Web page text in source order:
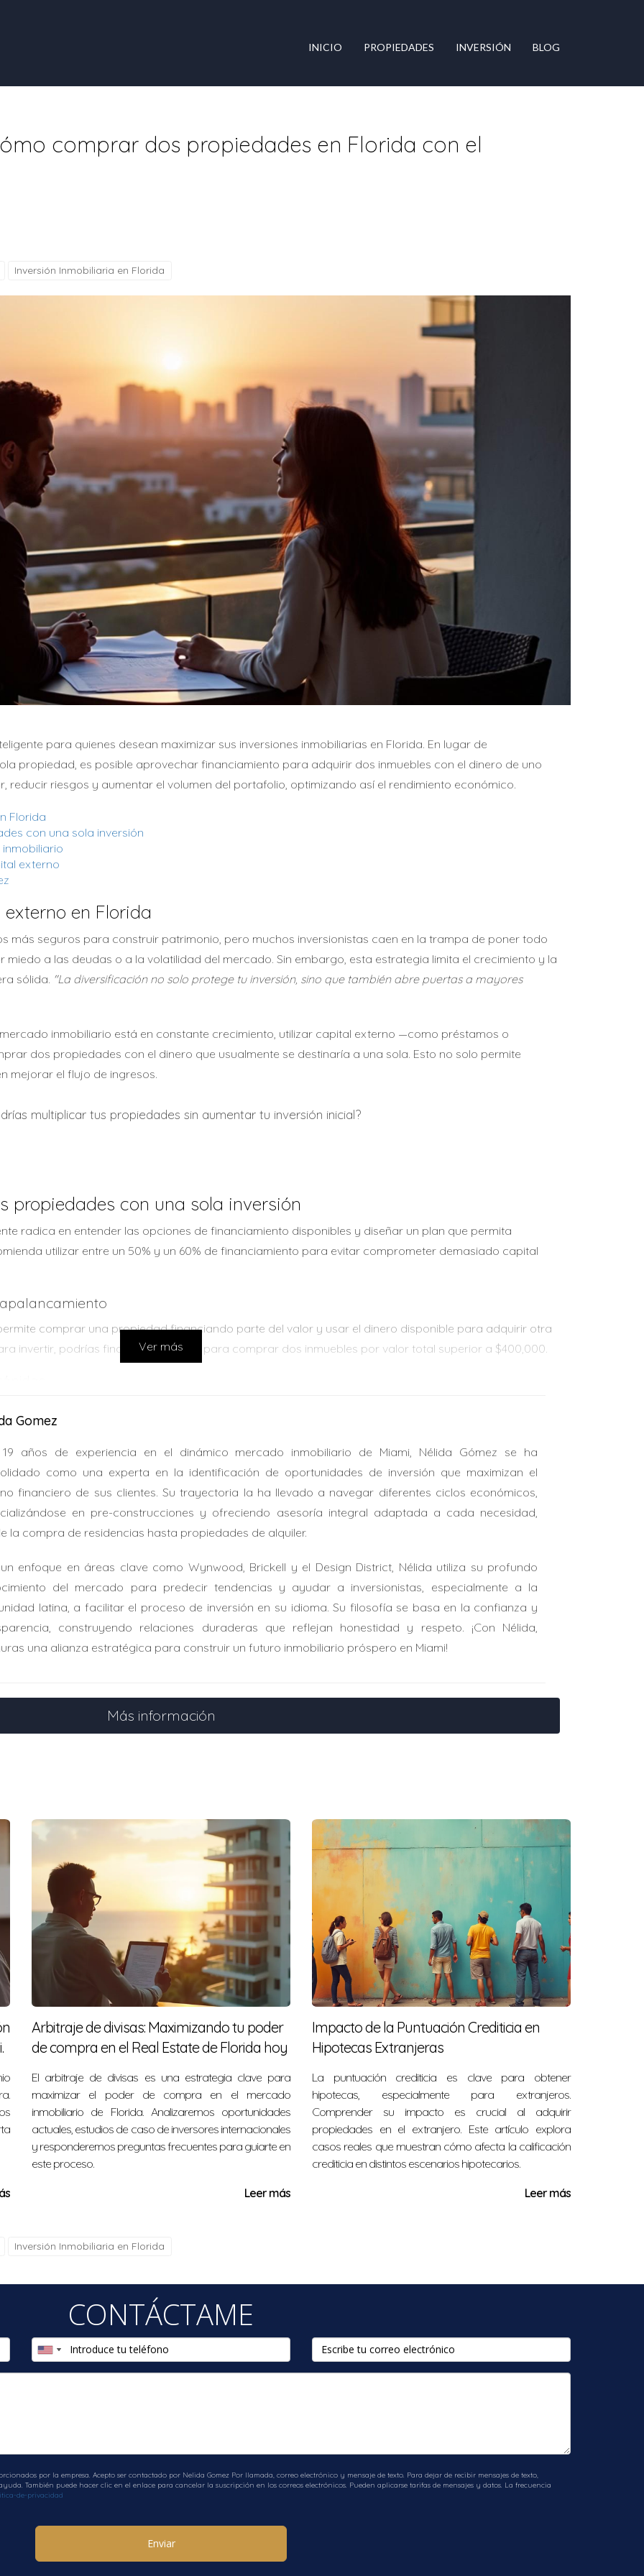
INICIO PROPIEDADES INVERSIÓN BLOG
comprar dos propiedades en Florida con el
Inversión Inmobiliaria en Florida
para quienes desean maximizar sus inversiones inmobiliarias en Florida. En lugar de
propiedad, es posible aprovechar financiamiento para adquirir dos inmuebles con el dinero de uno
reducir riesgos y aumentar el volumen del portafolio, optimizando así el rendimiento económico.
Florida
con una sola inversión
externo
en Florida
más seguros para construir patrimonio, pero muchos inversionistas caen en la trampa de poner todo
miedo a las deudas o a la volatilidad del mercado. Sin embargo, esta estrategia limita el crecimiento y la
sólida. "La diversificación no solo protege tu inversión, sino que también abre puertas a mayores
inmobiliario está en constante crecimiento, utilizar capital externo —como préstamos o
dos propiedades con el dinero que usualmente se destinaría a una sola. Esto no solo permite
mejorar el flujo de ingresos.
multiplicar tus propiedades sin aumentar tu inversión inicial?
propiedades con una sola inversión
radica en entender las opciones de financiamiento disponibles y diseñar un plan que permita
utilizar entre un 50% y un 60% de financiamiento para evitar comprometer demasiado capital
comprar una propiedad financiando parte del valor y usar el dinero disponible para adquirir otra
invertir, podrías financiar $120,000 para comprar dos inmuebles por valor total superior a $400,000.
o refinanciar.
estratégicas
o socios que aporten capital externo a cambio de una participación en las ganancias o rentas. Esto
acceder a mejores oportunidades.
sin control, sino usar los recursos disponibles para crecer sin perder estabilidad."
para comenzar a diversificar tu portafolio?
en Miami
todo en un solo departamento. Con asesoría financiera, decidió usar un crédito hipotecario al
para ampliar su portafolio
ampliar su inversión. Utilizó un préstamo puente para comprar otra propiedad antes de vender la
patrimonio sin desembolsar más capital propio inicialmente.
privados
suficiente capital propio. Formó una sociedad con inversionistas privados interesados en el
con altos potenciales de renta y valor agregado, repartiendo beneficios según inversión.
inversión inmobiliaria?
de capital externo
comprar varias propiedades?
del mercado, la capacidad financiera y las condiciones del préstamo. La clave está en mantener un
recomendable?
proteger tu inversión sin limitar tus posibilidades futuras ni arriesgar excesivamente tu patrimonio.
con préstamos puente o inversionistas privados puede ofrecer mayor flexibilidad y acceso a
estas operaciones?
beneficios fiscales relacionados con intereses hipotecarios y depreciación. Se recomienda
raíces.
inicial. Con estrategias bien planificadas y acompañamiento profesional, es posible duplicar tus
inicial.
y compromiso harán que te sientas acompañado durante todo el proceso.
libertad financiera. Tu futuro empieza hoy.
Ver más
Gomez
años de experiencia en el dinámico mercado inmobiliario de Miami, Nélida Gómez se ha
como una experta en la identificación de oportunidades de inversión que maximizan el
financiero de sus clientes. Su trayectoria la ha llevado a navegar diferentes ciclos económicos,
en pre-construcciones y ofreciendo asesoría integral adaptada a cada necesidad,
la compra de residencias hasta propiedades de alquiler.
enfoque en áreas clave como Wynwood, Brickell y el Design District, Nélida utiliza su profundo
del mercado para predecir tendencias y ayudar a inversionistas, especialmente a la
latina, a facilitar el proceso de inversión en su idioma. Su filosofía se basa en la confianza y
construyendo relaciones duraderas que reflejan honestidad y respeto. ¡Con Nélida,
una alianza estratégica para construir un futuro inmobiliario próspero en Miami!
Más información
Arbitraje de divisas: Maximizando tu poder
de compra en el Real Estate de Florida hoy
El arbitraje de divisas es una estrategia clave para
maximizar el poder de compra en el mercado
inmobiliario de Florida. Analizaremos oportunidades
actuales, estudios de caso de inversores internacionales
y responderemos preguntas frecuentes para guiarte en
este proceso.
Leer más
Impacto de la Puntuación Crediticia en
Hipotecas Extranjeras
La puntuación crediticia es clave para obtener
hipotecas, especialmente para extranjeros.
Comprender su impacto es crucial al adquirir
propiedades en el extranjero. Este artículo explora
casos reales que muestran cómo afecta la calificación
crediticia en distintos escenarios hipotecarios.
Leer más
Inversión Inmobiliaria en Florida
CONTÁCTAME
por la empresa. Acepto ser contactado por Nelida Gomez Por llamada, correo electrónico y mensaje de texto. Para dejar de recibir mensajes de texto,
También puede hacer clic en el enlace para cancelar la suscripción en los correos electrónicos. Pueden aplicarse tarifas de mensajes y datos. La frecuencia
de-privacidad
Enviar